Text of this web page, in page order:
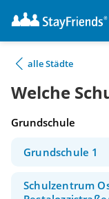
alle Städte
Welche
Grundschule
Grundschule 1
Schulzentrum